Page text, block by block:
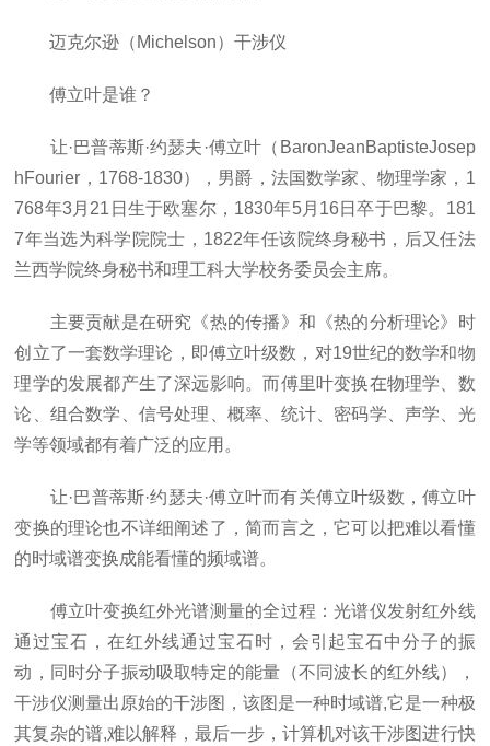
迈克尔逊（Michelson）干涉仪
傅立叶是谁？
让·巴普蒂斯·约瑟夫·傅立叶（BaronJeanBaptisteJosep
hFourier，1768-1830），男爵，法国数学家、物理学家，1
768年3月21日生于欧塞尔，1830年5月16日卒于巴黎。181
7年当选为科学院院士，1822年任该院终身秘书，后又任法
兰西学院终身秘书和理工科大学校务委员会主席。
主要贡献是在研究《热的传播》和《热的分析理论》时
创立了一套数学理论，即傅立叶级数，对19世纪的数学和物
理学的发展都产生了深远影响。而傅里叶变换在物理学、数
论、组合数学、信号处理、概率、统计、密码学、声学、光
学等领域都有着广泛的应用。
让·巴普蒂斯·约瑟夫·傅立叶而有关傅立叶级数，傅立叶
变换的理论也不详细阐述了，简而言之，它可以把难以看懂
的时域谱变换成能看懂的频域谱。
傅立叶变换红外光谱测量的全过程：光谱仪发射红外线
通过宝石，在红外线通过宝石时，会引起宝石中分子的振
动，同时分子振动吸取特定的能量（不同波长的红外线），
干涉仪测量出原始的干涉图，该图是一种时域谱,它是一种极
其复杂的谱,难以解释，最后一步，计算机对该干涉图进行快